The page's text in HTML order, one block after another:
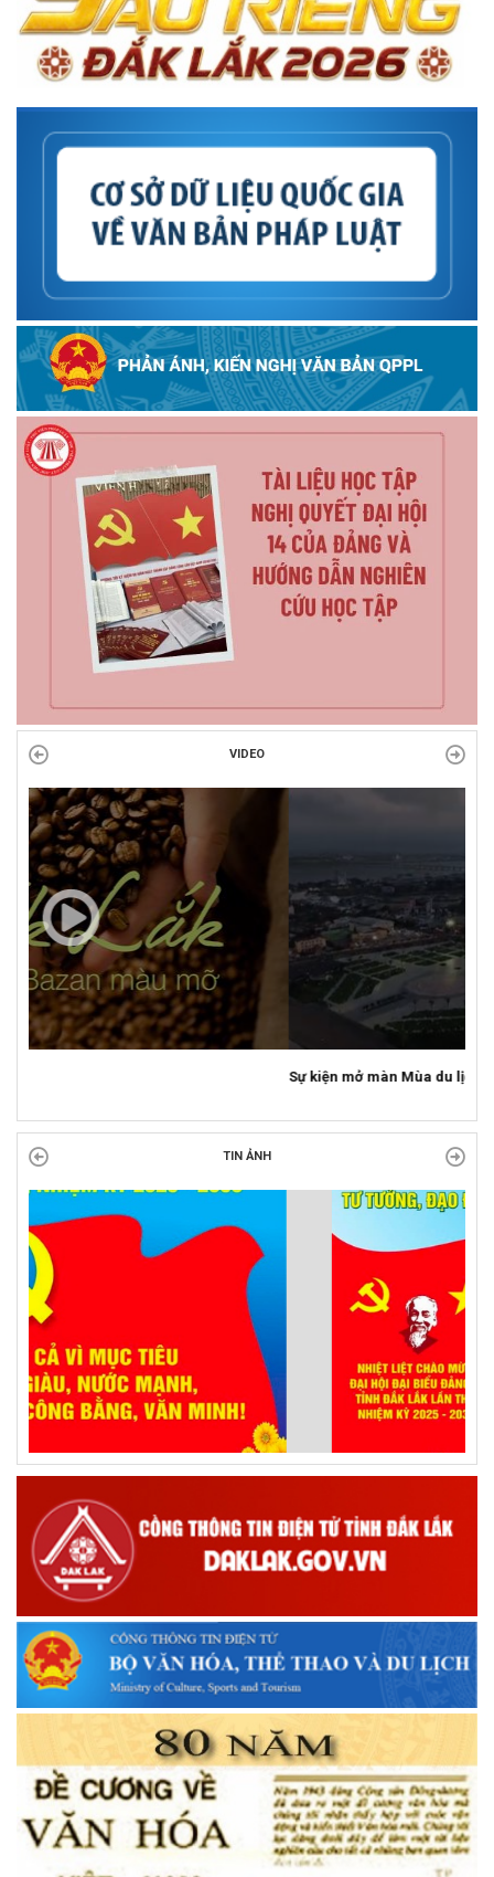
VIDEO
Sự kiện mở màn Mùa du lịch 2026 tại Đắk Lắk
TIN ẢNH